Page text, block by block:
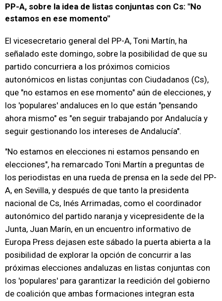
PP-A, sobre la idea de listas conjuntas con Cs: "No
estamos en ese momento"
El vicesecretario general del PP-A, Toni Martín, ha
señalado este domingo, sobre la posibilidad de que su
partido concurriera a los próximos comicios
autonómicos en listas conjuntas con Ciudadanos (Cs),
que "no estamos en ese momento" aún de elecciones, y
los 'populares' andaluces en lo que están "pensando
ahora mismo" es "en seguir trabajando por Andalucía y
seguir gestionando los intereses de Andalucía".
"No estamos en elecciones ni estamos pensando en
elecciones", ha remarcado Toni Martín a preguntas de
los periodistas en una rueda de prensa en la sede del PP-
A, en Sevilla, y después de que tanto la presidenta
nacional de Cs, Inés Arrimadas, como el coordinador
autonómico del partido naranja y vicepresidente de la
Junta, Juan Marín, en un encuentro informativo de
Europa Press dejasen este sábado la puerta abierta a la
posibilidad de explorar la opción de concurrir a las
próximas elecciones andaluzas en listas conjuntas con
los 'populares' para garantizar la reedición del gobierno
de coalición que ambas formaciones integran esta